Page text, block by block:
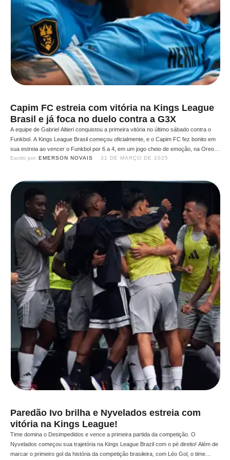
Capim FC estreia com vitória na Kings League
Brasil e já foca no duelo contra a G3X
A equipe de Gabriel Altieri conquistou a primeira vitória no último sábado contra o
Funkbol. A Kings League Brasil começou oficialmente, e o Capim FC fez bonito em
sua estreia ao vencer o Funkbol por 6 a 4, em um jogo cheio de emoção, na Oreo
Arena. Com uma atuação segura e determinada, a equipe …
Escrito por: EMERSON NOVAIS 31 DE MARÇO DE 2025
Paredão Ivo brilha e Nyvelados estreia com
vitória na Kings League!
Time domina o Desimpedidos e vence a primeira partida da competição. O
Nyvelados começou sua trajetória na Kings League Brazil com o pé direito! Além de
marcar o primeiro gol da história da competição brasileira, com Léo Gol, o time